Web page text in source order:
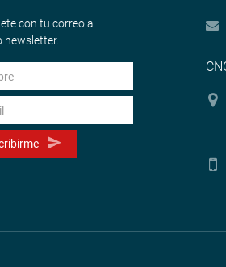
con tu correo a
newsletter.